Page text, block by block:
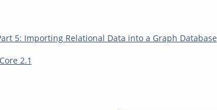
5: Importing Relational Data into a Graph Database
2.1